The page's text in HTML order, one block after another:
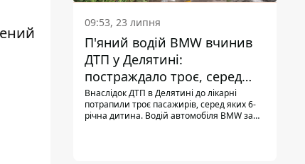
09:53, 23 липня
П'яний водій BMW вчинив
ДТП у Делятині:
постраждало троє, серед
них - дитина
Внаслідок ДТП в Делятині до лікарні
потрапили троє пасажирів, серед яких 6-
річна дитина. Водій автомобіля BMW за